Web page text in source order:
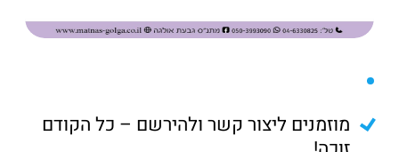
מוזמנים ליצור קשר ולהירשם – כל הקודם